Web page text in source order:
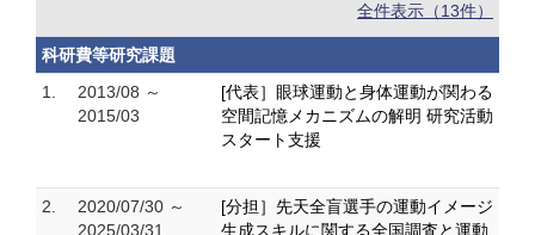
全件表示（13件）
科研費等研究課題
1.
2013/08 ～
2015/03
[代表］眼球運動と身体運動が関わる
空間記憶メカニズムの解明 研究活動
スタート支援
2.
2020/07/30 ～
2025/03/31
[分担］先天全盲選手の運動イメージ
生成スキルに関する全国調査と運動